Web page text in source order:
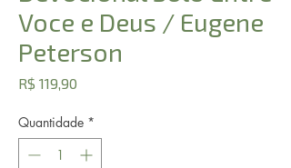
Voce e Deus / Eugene
Peterson
R$ 119,90
Quantidade *